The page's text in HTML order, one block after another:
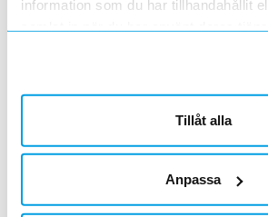
information som du har tillhandahållit
samlat in när du har använt deras
Tillåt alla
Anpassa
Varumärke ARVID
Lämplig vid montage i
BRICKA S4B FZV
Lämplig vid montage i
ökad bärighet.
Lägg i
BRICKA S4B FZV
1532567
Varumärke ARVID